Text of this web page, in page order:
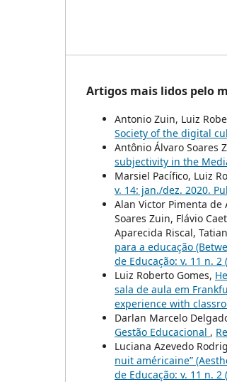
Artigos mais lidos pelo
Antonio Zuin, Luiz
Society of the digital
Antônio Álvaro Soares
subjectivity in the
Marsiel Pacífico, Luiz
v. 14: jan./dez. 2020.
Alan Victor Pimenta de
Soares Zuin, Flávio
Aparecida Riscal,
para a educação
de Educação: v. 11 n. 2
Luiz Roberto Gomes,
sala de aula em
experience with
Darlan Marcelo
Gestão Educacional ,
Luciana Azevedo
nuit américaine”
de Educação: v. 11 n. 2